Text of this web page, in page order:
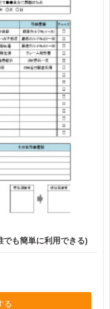
も簡単に利用できる)
る